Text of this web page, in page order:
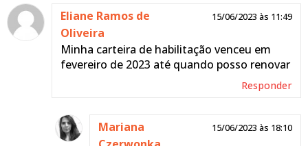
Eliane Ramos de
Oliveira
15/06/2023 às 11:49
Minha carteira de habilitação venceu em
fevereiro de 2023 até quando posso renovar
Responder
Mariana
15/06/2023 às 18:10